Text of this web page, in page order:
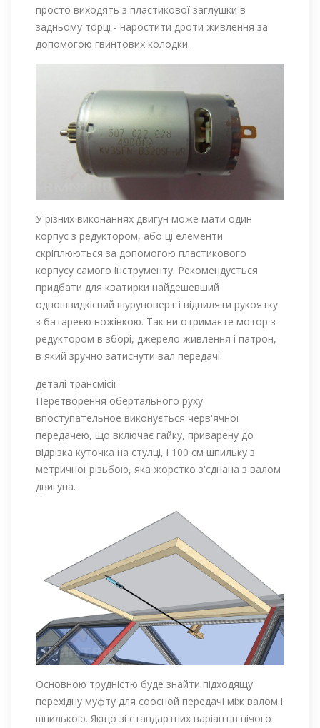
просто виходять з пластикової заглушки в
задньому торці - наростити дроти живлення за
допомогою гвинтових колодки.
У різних виконаннях двигун може мати один
корпус з редуктором, або ці елементи
скріплюються за допомогою пластикового
корпусу самого інструменту. Рекомендується
придбати для кватирки найдешевший
одношвидкісний шуруповерт і відпиляти рукоятку
з батареєю ножівкою. Так ви отримаєте мотор з
редуктором в зборі, джерело живлення і патрон,
в який зручно затиснути вал передачі.
деталі трансмісії
Перетворення обертального руху
впоступательное виконується черв'ячної
передачею, що включає гайку, приварену до
відрізка куточка на стулці, і 100 см шпильку з
метричної різьбою, яка жорстко з'єднана з валом
двигуна.
Основною трудністю буде знайти підходящу
перехідну муфту для соосной передачі між валом і
шпилькою. Якщо зі стандартних варіантів нічого